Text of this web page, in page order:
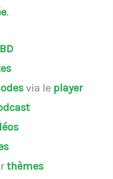
.
via le player
thèmes